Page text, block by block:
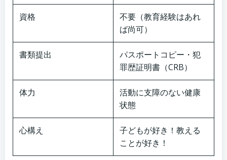
資格
不要（教育経験はあれ
ば尚可）
書類提出
パスポートコピー・犯
罪歴証明書（CRB）
体力
活動に支障のない健康
状態
心構え
子どもが好き！教える
ことが好き！